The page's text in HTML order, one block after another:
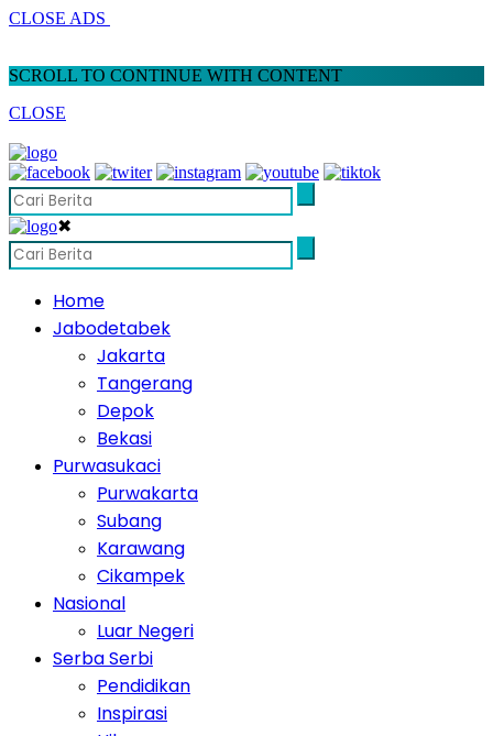
CLOSE ADS
SCROLL TO CONTINUE WITH CONTENT
CLOSE
✖
Home
Jabodetabek
Jakarta
Tangerang
Depok
Bekasi
Purwasukaci
Purwakarta
Subang
Karawang
Cikampek
Nasional
Luar Negeri
Serba Serbi
Pendidikan
Inspirasi